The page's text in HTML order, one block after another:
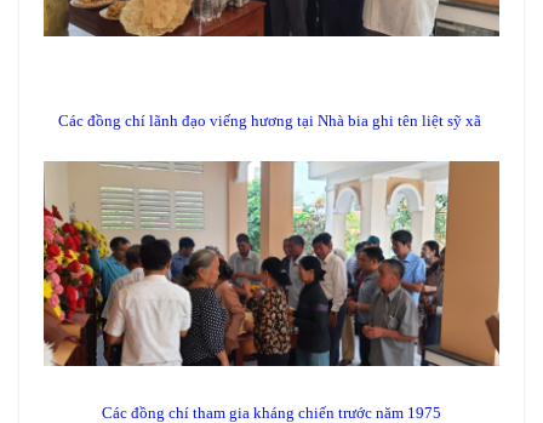
Các đồng chí lãnh đạo viếng hương tại Nhà bia ghi tên liệt sỹ xã
Các đồng chí tham gia kháng chiến trước năm 1975